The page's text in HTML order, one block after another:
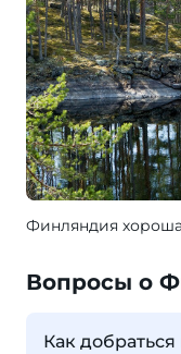
Финляндия
Вопросы о
Как